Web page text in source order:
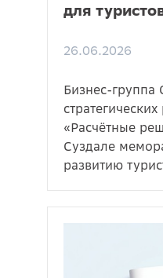
для
26.06.2026
Бизнес-группа
«Расчётные
Суздале
развитию